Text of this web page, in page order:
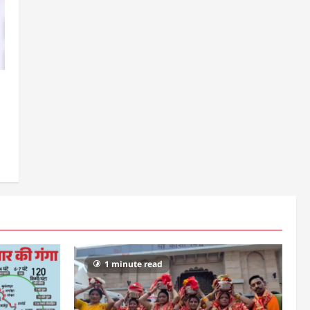
1 minute read